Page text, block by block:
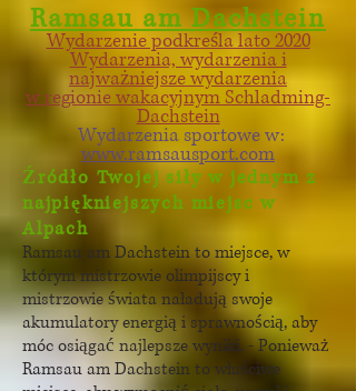
Ramsau am Dachstein
Wydarzenie podkreśla lato 2020
Wydarzenia, wydarzenia i
najważniejsze wydarzenia
w regionie wakacyjnym Schladming-
Dachstein
Wydarzenia sportowe w:
www.ramsausport.com
Źródło Twojej siły w jednym z
najpiękniejszych miejsc w
Alpach
Ramsau am Dachstein to miejsce, w
którym mistrzowie olimpijscy i
mistrzowie świata naładują swoje
akumulatory energią i sprawnością, aby
móc osiągać najlepsze wyniki. - Ponieważ
Ramsau am Dachstein to właściwe